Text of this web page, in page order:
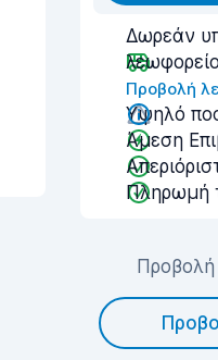
Δωρεάν
λεωφορείο
Προβολή
Υψηλό
Άμεση
Πληρωμή
Προβολή